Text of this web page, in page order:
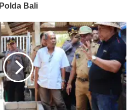
Polda Bali